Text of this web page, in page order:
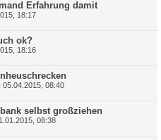
Erfahrung damit
18:17
ok?
18:16
05.04.2015, 08:40
selbst großziehen
08:38